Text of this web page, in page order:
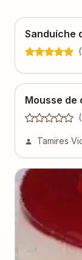
Sanduíche
(
Mousse de
(
Tamires